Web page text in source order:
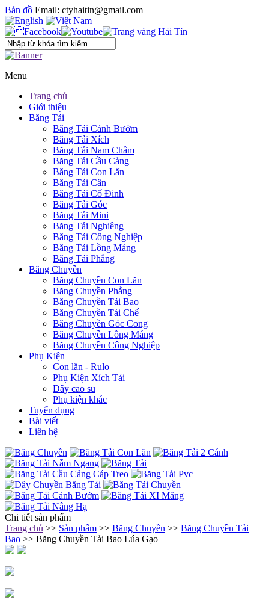
Bản đồ Email: ctyhaitin@gmail.com
Menu
Trang chủ
Giới thiệu
Băng Tải
Băng Tải Cánh Bướm
Băng Tải Xích
Băng Tải Nam Châm
Băng Tải Cầu Cảng
Băng Tải Con Lăn
Băng Tải Cân
Băng Tải Cố Đinh
Băng Tải Góc
Băng Tải Mini
Băng Tải Nghiêng
Băng Tải Công Nghiệp
Băng Tải Lồng Máng
Băng Tải Phẳng
Băng Chuyền
Băng Chuyền Con Lăn
Băng Chuyền Phẳng
Băng Chuyền Tải Bao
Băng Chuyền Tái Chế
Băng Chuyền Góc Cong
Băng Chuyền Lồng Máng
Băng Chuyền Công Nghiệp
Phụ Kiện
Con lăn - Rulo
Phụ Kiện Xích Tải
Dây cao su
Phụ kiện khác
Tuyển dụng
Bài viết
Liên hệ
Chi tiết sản phẩm
Trang chủ >> Sản phẩm >> Băng Chuyền >> Băng Chuyền Tải
Bao >> Băng Chuyền Tải Bao Lúa Gạo